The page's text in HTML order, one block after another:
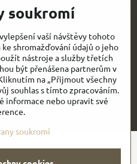
Zásady ochrany soukromí
ByznysWeb.cz
soukromí
vaší návštěvy tohoto
shromažďování údajů o jeho
nástroje a služby třetích
být přenášena partnerům v
na „Přijmout všechny
souhlas s tímto zpracováním.
informace nebo upravit své
soukromí